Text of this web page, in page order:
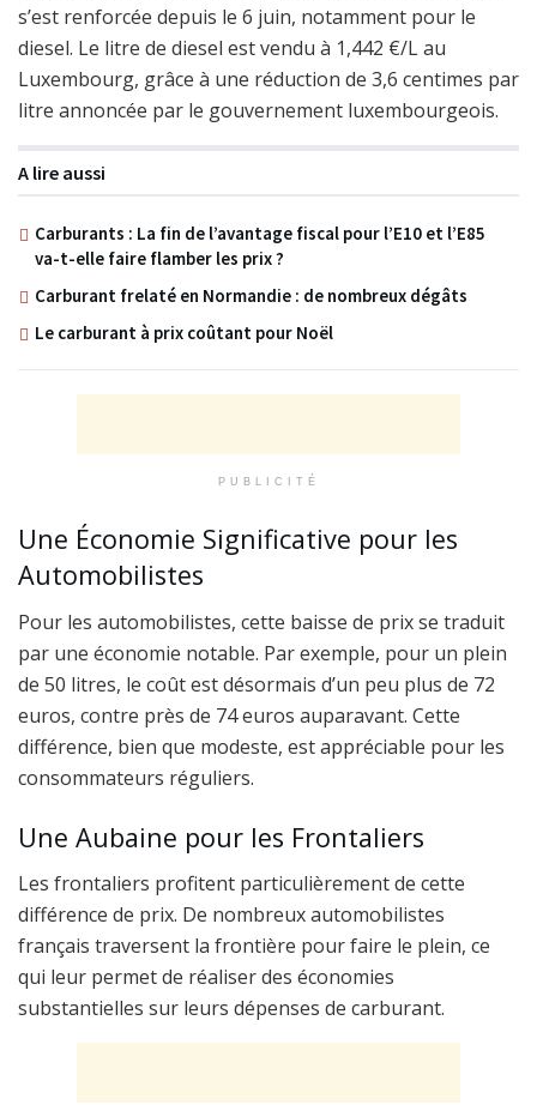
s’est renforcée depuis le 6 juin, notamment pour le
diesel. Le litre de diesel est vendu à 1,442 €/L au
Luxembourg, grâce à une réduction de 3,6 centimes par
litre annoncée par le gouvernement luxembourgeois.
A lire aussi
Carburants : La fin de l’avantage fiscal pour l’E10 et l’E85
va-t-elle faire flamber les prix ?
Carburant frelaté en Normandie : de nombreux dégâts
Le carburant à prix coûtant pour Noël
PUBLICITÉ
Une Économie Significative pour les
Automobilistes
Pour les automobilistes, cette baisse de prix se traduit
par une économie notable. Par exemple, pour un plein
de 50 litres, le coût est désormais d’un peu plus de 72
euros, contre près de 74 euros auparavant. Cette
différence, bien que modeste, est appréciable pour les
consommateurs réguliers.
Une Aubaine pour les Frontaliers
Les frontaliers profitent particulièrement de cette
différence de prix. De nombreux automobilistes
français traversent la frontière pour faire le plein, ce
qui leur permet de réaliser des économies
substantielles sur leurs dépenses de carburant.